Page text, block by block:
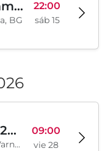
4 Seasons Summer Edition
BG
22:00
sáb 15
Art Realm Con 2026
Khotel Cherno More, Varna, BG
09:00
vie 28